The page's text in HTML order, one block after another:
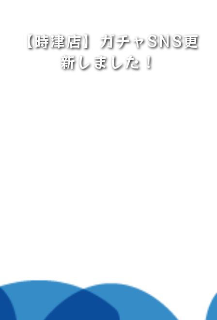
【時津店】ガチャSNS更
新しました！